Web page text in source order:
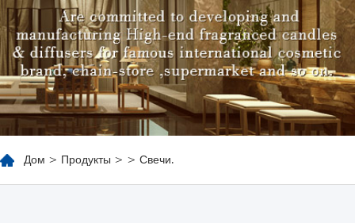
Дом > Продукты > > Свечи.